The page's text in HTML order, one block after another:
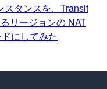
スタンスを、Transit
リージョンの NAT
にしてみた